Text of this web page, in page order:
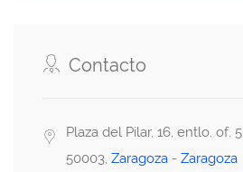
Contacto
Plaza del Pilar, 16, entlo. of. 5
50003, Zaragoza - Zaragoza